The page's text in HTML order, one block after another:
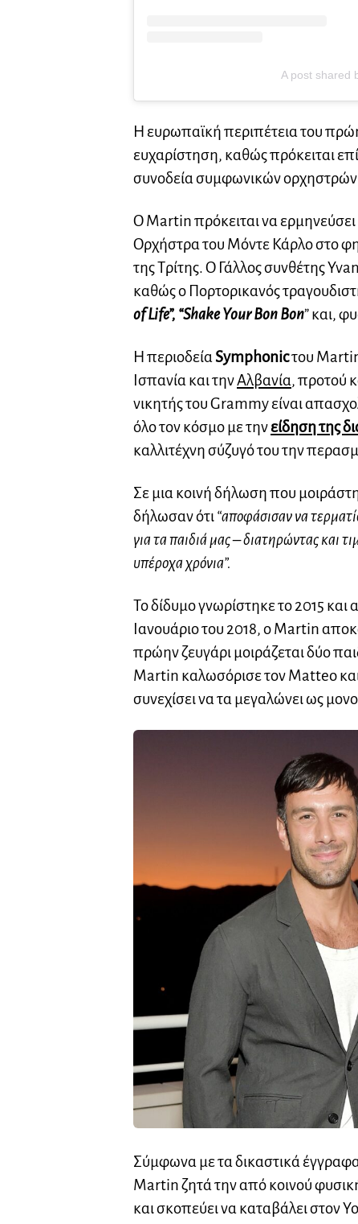
A post shared
Η ευρωπαϊκή περιπέτεια του
ευχαρίστηση, καθώς πρόκειται
συνοδεία συμφωνικών
Ο Martin πρόκειται να ερμηνεύσει
Ορχήστρα του Μόντε Κάρλο στο
της Τρίτης. Ο Γάλλος συνθέτης
καθώς ο Πορτορικανός
of Life”, “Shake Your Bon Bon” και,
Η περιοδείαSymphonicτου Martin
Ισπανία και τηνΑλβανία, προτού
νικητής του Grammy είναι
όλο τον κόσμο με τηνείδηση της
καλλιτέχνη σύζυγό του την
Σε μια κοινή δήλωση που
δήλωσαν ότι“αποφάσισαν να
για τα παιδιά μας – διατηρώντας και
υπέροχα χρόνια”.
Το δίδυμο γνωρίστηκε το 2015
Ιανουάριο του 2018, ο Martin
πρώην ζευγάρι μοιράζεται δύο
Martin καλωσόρισε τον Matteo
συνεχίσει να τα μεγαλώνει ως
Σύμφωνα με τα δικαστικά
Martin ζητά την από κοινού
και σκοπεύει να καταβάλει στον